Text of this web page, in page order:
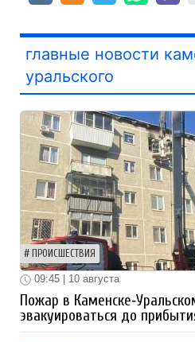
главные новости
уральского
ПРОИСШЕСТВИЯ
09:45 | 10 августа
Пожар в
эвакуироваться до